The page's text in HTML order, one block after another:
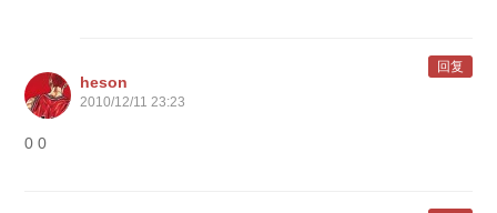
heson
2010/12/11 23:23
0 0
回复